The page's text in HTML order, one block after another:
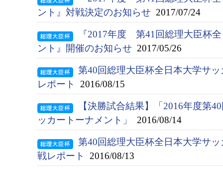
ント』対戦決定のお知らせ 2017/07/24
『2017年度 第41回総理大臣杯
ント』開催のお知らせ 2017/05/26
第40回総理大臣杯全日本大学サ
レポート
2016/08/15
【決勝試合結果】「2016年度第
ッカートーナメント」
2016/08/14
第40回総理大臣杯全日本大学サ
戦レポート
2016/08/13